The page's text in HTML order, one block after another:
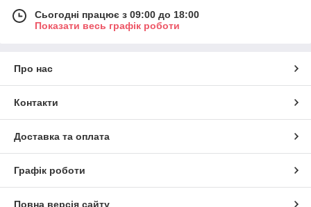
Сьогодні працює з 09:00 до 18:00
Показати весь графік роботи
Про нас
Контакти
Доставка та оплата
Графік роботи
Повна версія сайту